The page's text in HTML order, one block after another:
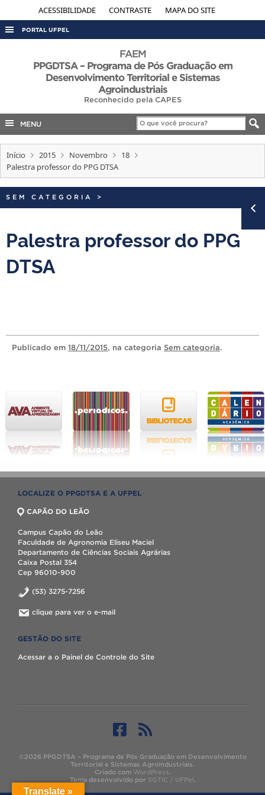
ACESSIBILIDADE CONTRASTE MAPA DO SITE
PORTAL UFPEL
AUDITORIA
OUVIDORIA
FAEM
PPGDTSA – Programa de Pós Graduação em
Desenvolvimento Territorial e Sistemas
Agroindustriais
Reconhecido pela CAPES
MENU
Início 2015 Novembro
18
Palestra professor do PPG DTSA
SEM CATEGORIA >
Palestra professor do PPG
DTSA
Publicado em 18/11/2015, na categoria Sem categoria.
LOCALIZE O PPGDTSA E A UFPEL
CAPÃO DO LEÃO
Campus Capão do Leão
Faculdade de Agronomia Eliseu Maciel
Departamento de Ciências Sociais Agrárias
Caixa Postal 354
Cep 96010-900
(53) 3275-7256
clique para ver o e-mail
GESTÃO DO SITE
Acessar a o Painel de Controle do Site
©2026 PPGDTSA – Programa de Pós Graduação em Desenvolvimento
Territorial e Sistemas Agroindustriais.
Criado com WordPress.
Tema desenvolvido por SGTIC / UFPel.
Translate »